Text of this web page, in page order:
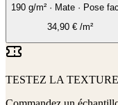
190 g/m² · Mate · Pose
34,90€/m²
TESTEZ LA